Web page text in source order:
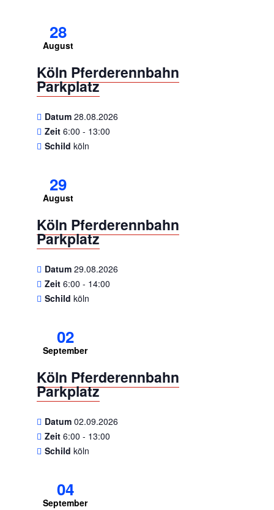
28
August
Köln Pferderennbahn
Parkplatz
Datum 28.08.2026
Zeit 6:00 - 13:00
Schild köln
29
August
Köln Pferderennbahn
Parkplatz
Datum 29.08.2026
Zeit 6:00 - 14:00
Schild köln
02
September
Köln Pferderennbahn
Parkplatz
Datum 02.09.2026
Zeit 6:00 - 13:00
Schild köln
04
September